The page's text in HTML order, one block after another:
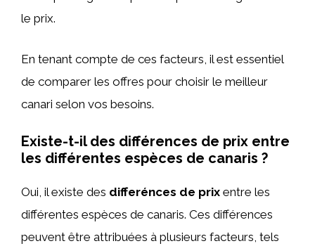
le prix.
En tenant compte de ces facteurs, il est essentiel
de comparer les offres pour choisir le meilleur
canari selon vos besoins.
Existe-t-il des différences de prix entre
les différentes espèces de canaris ?
Oui, il existe des differénces de prix entre les
différentes espèces de canaris. Ces différences
peuvent être attribuées à plusieurs facteurs, tels